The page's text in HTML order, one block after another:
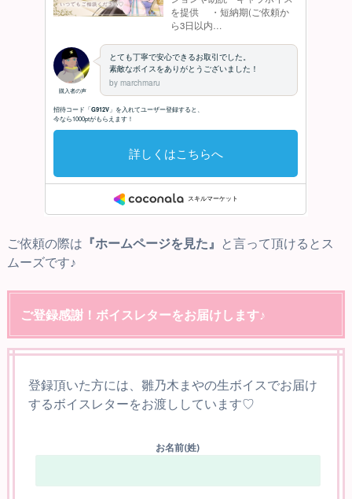
ご依頼の際は 『ホームページを見た』
と言って頂けるとス
ムーズです♪
ご登録感謝！ボイスレターをお届けします♪
登録頂いた方には、雛乃木まやの生ボイスでお届け
するボイスレターをお渡ししています♡
お名前(姓)